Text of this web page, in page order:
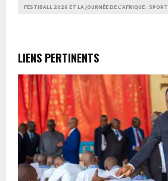
FESTIBALL 2026 ET LA JOURNÉE DE L’AFRIQUE : SPORT
LIENS PERTINENTS